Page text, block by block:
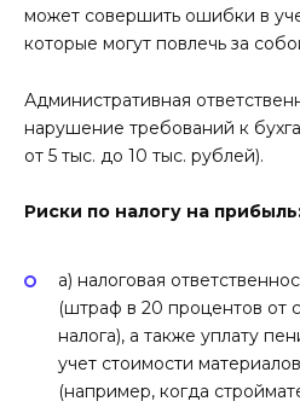
может совершить ошибки в
которые могут повлечь за
Административная
нарушение требований к
от 5 тыс. до 10 тыс. рублей).
Риски по налогу на
а) налоговая
(штраф в 20 процентов от
налога), а также уплату
учет стоимости
(например, когда